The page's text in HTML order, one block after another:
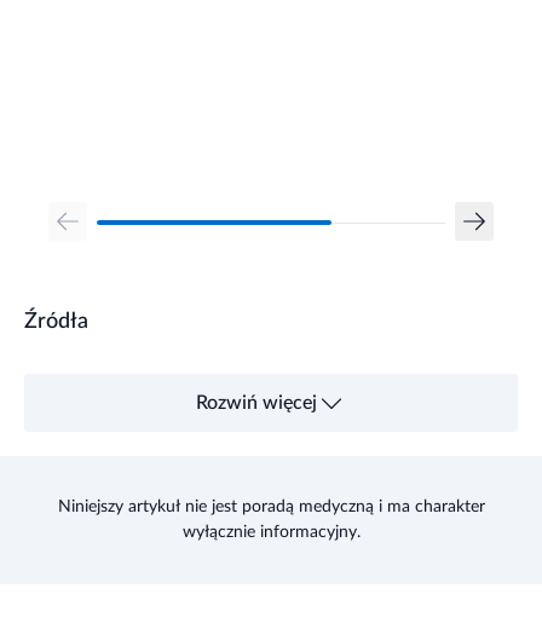
Źródła
Rozwiń więcej
Niniejszy artykuł nie jest poradą medyczną i ma charakter
wyłącznie informacyjny.